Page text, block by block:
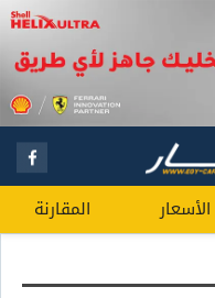
الأسعار المقارنة